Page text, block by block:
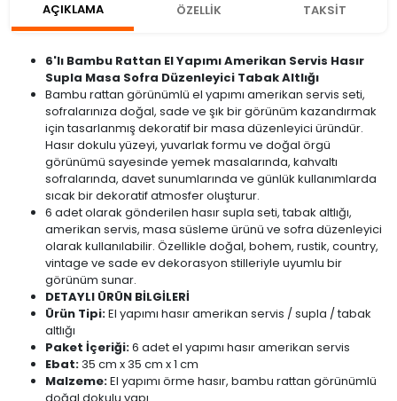
AÇIKLAMA ÖZELLİK TAKSİT
6'lı Bambu Rattan El Yapımı Amerikan Servis Hasır
Supla Masa Sofra Düzenleyici Tabak Altlığı
Bambu rattan görünümlü el yapımı amerikan servis seti,
sofralarınıza doğal, sade ve şık bir görünüm kazandırmak
için tasarlanmış dekoratif bir masa düzenleyici üründür.
Hasır dokulu yüzeyi, yuvarlak formu ve doğal örgü
görünümü sayesinde yemek masalarında, kahvaltı
sofralarında, davet sunumlarında ve günlük kullanımlarda
sıcak bir dekoratif atmosfer oluşturur.
6 adet olarak gönderilen hasır supla seti, tabak altlığı,
amerikan servis, masa süsleme ürünü ve sofra düzenleyici
olarak kullanılabilir. Özellikle doğal, bohem, rustik, country,
vintage ve sade ev dekorasyon stilleriyle uyumlu bir
görünüm sunar.
DETAYLI ÜRÜN BİLGİLERİ
Ürün Tipi:El yapımı hasır amerikan servis / supla / tabak
altlığı
Paket İçeriği:6 adet el yapımı hasır amerikan servis
Ebat:35 cm x 35 cm x 1 cm
Malzeme:El yapımı örme hasır, bambu rattan görünümlü